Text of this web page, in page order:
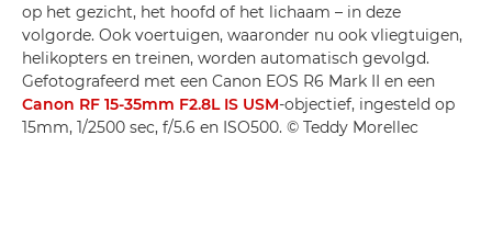
op het gezicht, het hoofd of het lichaam – in deze
volgorde. Ook voertuigen, waaronder nu ook vliegtuigen,
helikopters en treinen, worden automatisch gevolgd.
Gefotografeerd met een Canon EOS R6 Mark II en een
Canon RF 15-35mm F2.8L IS USM-objectief, ingesteld op
15mm, 1/2500 sec, f/5.6 en ISO500. © Teddy Morellec